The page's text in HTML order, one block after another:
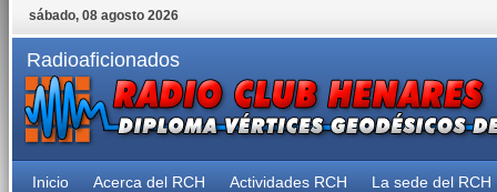
sábado, 08 agosto 2026
Radioaficionados
Inicio Acerca del RCH Actividades RCH La sede del RCH